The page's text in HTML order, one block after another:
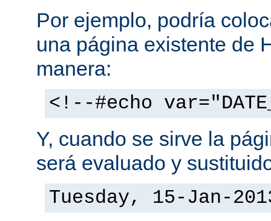
Por ejemplo, podría
una página existente de
manera:
<!--#echo
Y, cuando se sirve la
será evaluado y
Tuesday, 15-Jan-